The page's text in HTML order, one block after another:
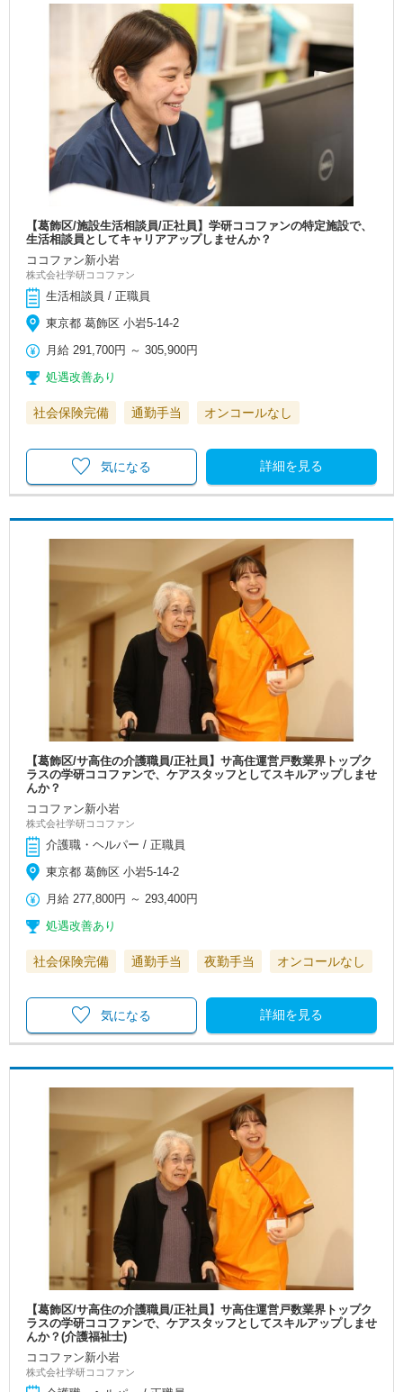
【葛飾区/施設生活相談員/正社員】学研ココファンの特定施設で、
生活相談員としてキャリアアップしませんか？
ココファン新小岩
株式会社学研ココファン
生活相談員 / 正職員
東京都 葛飾区 小岩5-14-2
月給 291,700円 ～305,900円
処遇改善あり
社会保険完備 通勤手当 オンコールなし
詳細を見る
気になる
【葛飾区/サ高住の介護職員/正社員】サ高住運営戸数業界トップク
ラスの学研ココファンで、ケアスタッフとしてスキルアップしませ
んか？
ココファン新小岩
株式会社学研ココファン
介護職・ヘルパー / 正職員
東京都 葛飾区 小岩5-14-2
月給 277,800円 ～ 293,400円
処遇改善あり
社会保険完備 通勤手当 夜勤手当 オンコールなし
詳細を見る
気になる
【葛飾区/サ高住の介護職員/正社員】サ高住運営戸数業界トップク
ラスの学研ココファンで、ケアスタッフとしてスキルアップしませ
んか？(介護福祉士)
ココファン新小岩
株式会社学研ココファン